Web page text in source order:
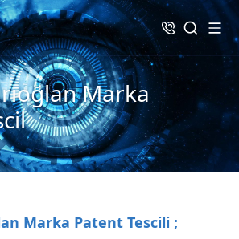
Marka
Marka Patent Tescili ;